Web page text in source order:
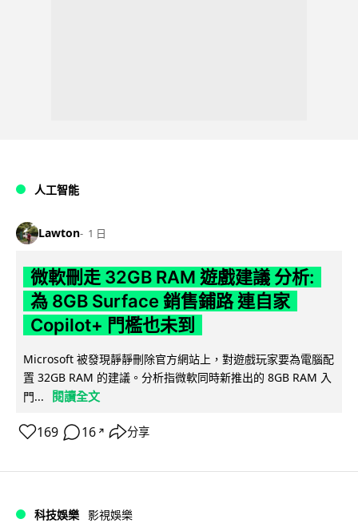
人工智能
Lawton 1 日
微軟刪走 32GB RAM 遊戲建議 分析:
為 8GB Surface 銷售鋪路 連自家
Copilot+ 門檻也未到
Microsoft 被發現靜靜刪除官方網站上，對遊戲玩家要為電腦配
置 32GB RAM 的建議。分析指微軟同時新推出的 8GB RAM 入
門...
閱讀全文
169 16 ↗ 分享
科技娛樂 影視娛樂